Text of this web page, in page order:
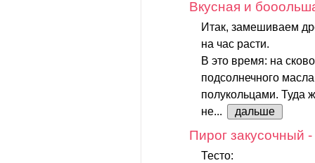
Вкусная и
Итак, замешиваем
на час расти.
В это время: на
подсолнечного
полукольцами. Туда
не...
дальше
Пирог закусочный
Тесто: